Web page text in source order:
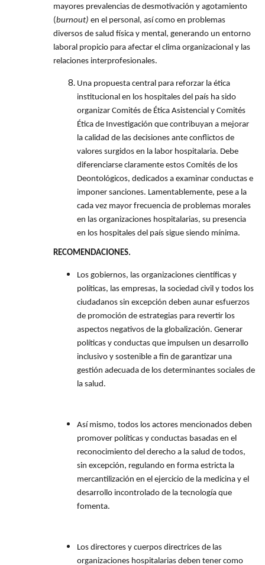
mayores prevalencias de desmotivación y agotamiento
(burnout) en el personal, así como en problemas
diversos de salud física y mental, generando un entorno
laboral propicio para afectar el clima organizacional y las
relaciones interprofesionales.
Una propuesta central para reforzar la ética
institucional en los hospitales del país ha sido
organizar Comités de Ética Asistencial y Comités
Ética de Investigación que contribuyan a mejorar
la calidad de las decisiones ante conflictos de
valores surgidos en la labor hospitalaria. Debe
diferenciarse claramente estos Comités de los
Deontológicos, dedicados a examinar conductas e
imponer sanciones. Lamentablemente, pese a la
cada vez mayor frecuencia de problemas morales
en las organizaciones hospitalarias, su presencia
en los hospitales del país sigue siendo mínima.
RECOMENDACIONES.
Los gobiernos, las organizaciones científicas y
políticas, las empresas, la sociedad civil y todos los
ciudadanos sin excepción deben aunar esfuerzos
de promoción de estrategias para revertir los
aspectos negativos de la globalización. Generar
políticas y conductas que impulsen un desarrollo
inclusivo y sostenible a fin de garantizar una
gestión adecuada de los determinantes sociales de
la salud.
Así mismo, todos los actores mencionados deben
promover políticas y conductas basadas en el
reconocimiento del derecho a la salud de todos,
sin excepción, regulando en forma estricta la
mercantilización en el ejercicio de la medicina y el
desarrollo incontrolado de la tecnología que
fomenta.
Los directores y cuerpos directrices de las
organizaciones hospitalarias deben tener como